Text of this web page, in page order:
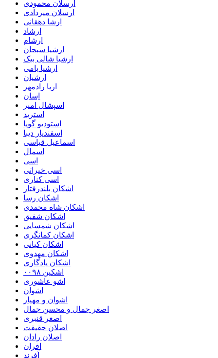
ارسلان محمودی
ارسلان میردادی
ارشا دهقانی
ارشاد
ارشام
ارشیا سبحان
ارشیا شالی بیک
ارشیا یامی
ارشیان
اریا رادمهر
اِسان
اسپشال امیر
استرید
استودیو گویا
اسفندیار دیبا
اسماعیل قیاسی
اسمال
اسی
اسی خیراتی
اسی کناری
اشکان بلندرفتار
اشکان رسا
اشکان شاه محمدی
اشکان شفیق
اشکان شمسایی
اشکان‌ کمانگری
اشکان کیانی
اشکان مهدوی
اشکان یادگاری
اشکین ۰۰۹۸
اشو عاشوری
اشوان
اشوان و مهیار
اصغر جمال و محسن جمال
اصغر قنبری
اصلان حقیقت
اصلان رادان
افران
اَفرند